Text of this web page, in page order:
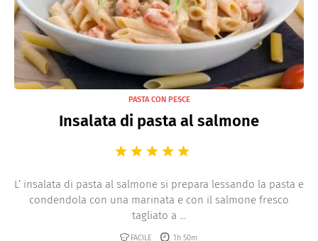
PASTA CON PESCE
Insalata di pasta al salmone
L’ insalata di pasta al salmone si prepara lessando la pasta e
condendola con una marinata e con il salmone fresco
tagliato a ...
FACILE 1h 50m